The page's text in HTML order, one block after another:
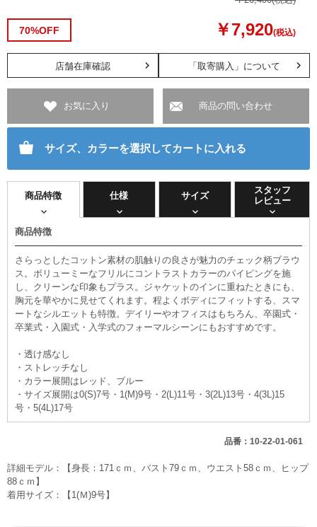
70%OFF ￥7,920(税込)
「取寄購入」について
店舗在庫確認
お気に入り 商品の問い合わせ
サイズ、カラーを選択してカートに入れる
商品特徴 仕様 サイズ
スタッフ
レビュー
商品特徴
さらっとしたコットン素材の肌触りの良さが魅力のチェック柄ブラウ
ス。ボリューミーなフリルにコントラストカラーのパイピングを施
し、クリーンな印象もプラス。ジャケットのインに重ねたときにも、
胸元を華やかに見せてくれます。程よくボディにフィットする、スマ
ートなシルエットも特徴。デイリーやオフィスはもちろん、卒園式・
卒業式・入園式・入学式のフォーマルシーンにもおすすめです。
・透け感なし
・ストレッチなし
・カラー展開はレッド、ブルー
・サイズ展開は0(S)7号・1(M)9号・2(L)11号・3(2L)13号・4(3L)15
号・5(4L)17号
品番：10-22-01-061
詳細モデル：【身長：171ｃｍ、バスト79ｃｍ、ウエスト58ｃｍ、ヒップ
88ｃｍ】
着用サイズ：【1(Ｍ)9号】